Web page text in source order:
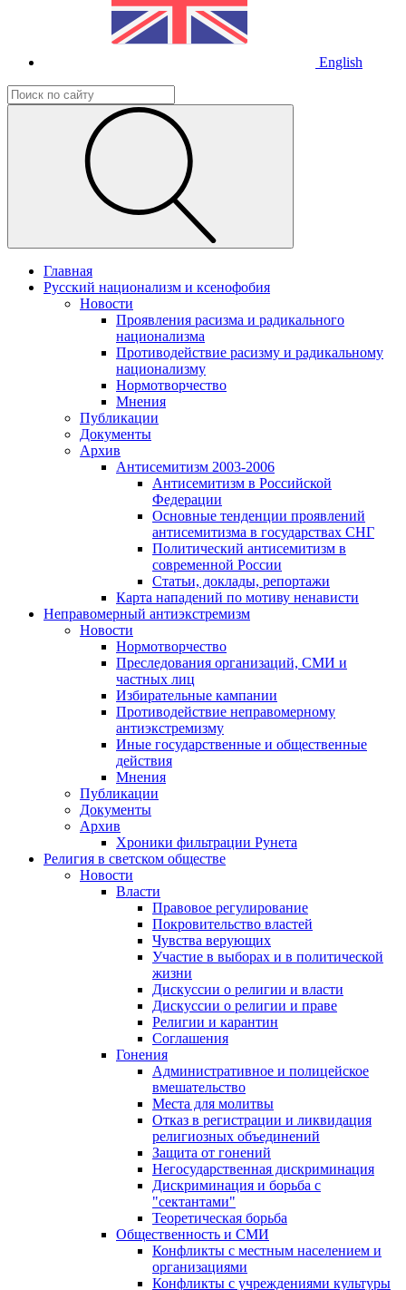
English
Главная
Русский национализм и ксенофобия
Новости
Проявления расизма и радикального
национализма
Противодействие расизму и радикальному
национализму
Нормотворчество
Мнения
Публикации
Документы
Архив
Антисемитизм 2003-2006
Антисемитизм в Российской
Федерации
Основные тенденции проявлений
антисемитизма в государствах СНГ
Политический антисемитизм в
современной России
Статьи, доклады, репортажи
Карта нападений по мотиву ненависти
Неправомерный антиэкстремизм
Новости
Нормотворчество
Преследования организаций, СМИ и
частных лиц
Избирательные кампании
Противодействие неправомерному
антиэкстремизму
Иные государственные и общественные
действия
Мнения
Публикации
Документы
Архив
Хроники фильтрации Рунета
Религия в светском обществе
Новости
Власти
Правовое регулирование
Покровительство властей
Чувства верующих
Участие в выборах и в политической
жизни
Дискуссии о религии и власти
Дискуссии о религии и праве
Религии и карантин
Соглашения
Гонения
Административное и полицейское
вмешательство
Места для молитвы
Отказ в регистрации и ликвидация
религиозных объединений
Защита от гонений
Негосударственная дискриминация
Дискриминация и борьба с
"сектантами"
Теоретическая борьба
Общественность и СМИ
Конфликты с местным населением и
организациями
Конфликты с учреждениями культуры